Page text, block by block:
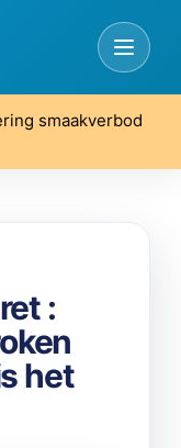
smaakverbod
:
het